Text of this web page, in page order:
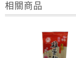
相關商品